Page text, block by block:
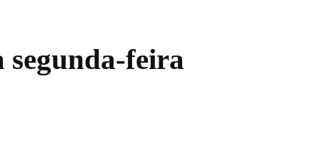
segunda-feira